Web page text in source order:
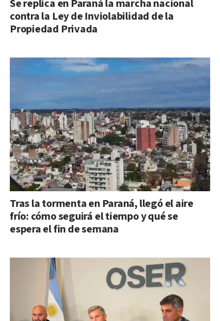
Se replica en Paraná la marcha nacional
contra la Ley de Inviolabilidad de la
Propiedad Privada
Tras la tormenta en Paraná, llegó el aire
frío: cómo seguirá el tiempo y qué se
espera el fin de semana